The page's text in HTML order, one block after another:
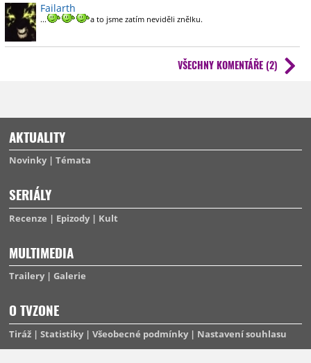
nastavenou laťku bude hodně těžké a skákání mezi paralelními
dimenzemi je po několikerém nášupu v MCU poněkud únavné, ale
věřím, že Gunn dokáže podruhé (resp. potřetí, počítaje v to i The Suicide
humorem a brutální akcí napěchovanou pecku (s geniálním hudebním
) jako posledně. Protože snad jediný přístup k
"mnohovesmíru" a vícero verzím téže postavy, který v současnosti ještě
Failarth
... a to jsme zatím neviděli znělku.
VŠECHNY KOMENTÁŘE (2)
AKTUALITY
Novinky Témata
SERIÁLY
Recenze Epizody Kult
MULTIMEDIA
Trailery Galerie
O TVZONE
Tiráž Statistiky Všeobecné podmínky Nastavení souhlasu